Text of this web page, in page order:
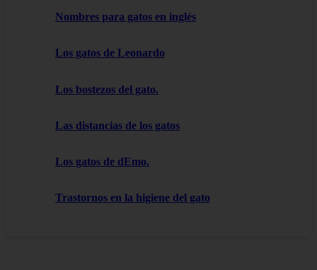
Nombres para gatos en inglés
Los gatos de Leonardo
Los bostezos del gato.
Las distancias de los gatos
Los gatos de dEmo.
Trastornos en la higiene del gato